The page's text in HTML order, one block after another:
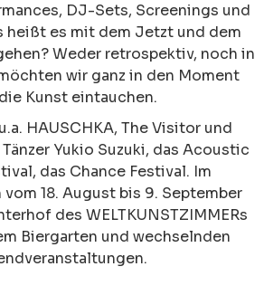
DJ-Sets, Screenings und
heißt es mit dem Jetzt und dem
Weder retrospektiv, noch in
wir ganz in den Moment
Kunst eintauchen.
HAUSCHKA, The Visitor und
Yukio Suzuki, das Acoustic
das Chance Festival. Im
18. August bis 9. September
des WELTKUNSTZIMMERs
Biergarten und wechselnden